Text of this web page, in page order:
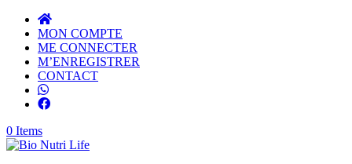
MON COMPTE
ME CONNECTER
M’ENREGISTRER
CONTACT
0 Items